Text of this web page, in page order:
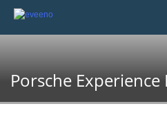
Porsche Experience